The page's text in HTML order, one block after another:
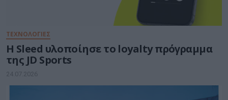
ΤΕΧΝΟΛΟΓΙΕΣ
Η Sleed υλοποίησε το loyalty πρόγραμμα
της JD Sports
24.07.2026